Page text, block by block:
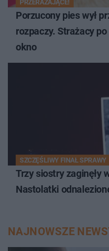
PRZERAŻAJĄCE!
Porzucony pies wył
rozpaczy. Strażacy
okno
SZCZĘŚLIWY FINAŁ SPRAWY
Trzy siostry zaginęły
Nastolatki
NAJNOWSZE